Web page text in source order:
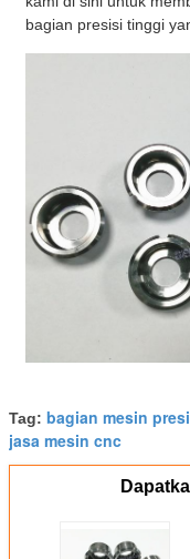
bagian presisi tinggi
Tag: bagian mesin
jasa mesin cnc